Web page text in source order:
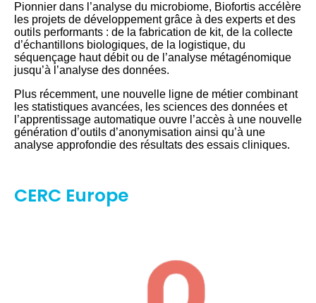
Pionnier dans l’analyse du microbiome, Biofortis accélère
les projets de développement grâce à des experts et des
outils performants : de la fabrication de kit, de la collecte
d’échantillons biologiques, de la logistique, du
séquençage haut débit ou de l’analyse métagénomique
jusqu’à l’analyse des données.
Plus récemment, une nouvelle ligne de métier combinant
les statistiques avancées, les sciences des données et
l’apprentissage automatique ouvre l’accès à une nouvelle
génération d’outils d’anonymisation ainsi qu’à une
analyse approfondie des résultats des essais cliniques.
CERC Europe